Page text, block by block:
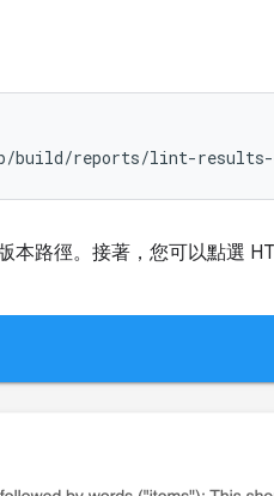
本路徑。接著，您可以點選